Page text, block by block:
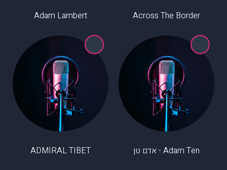
Across The Border
Adam Lambert
Adam Ten - אדם טן ADMIRAL TIBET